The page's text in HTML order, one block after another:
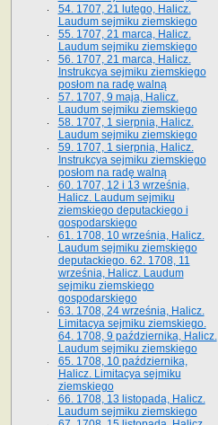
54. 1707, 21 lutego, Halicz.
Laudum sejmiku ziemskiego
55. 1707, 21 marca, Halicz.
Laudum sejmiku ziemskiego
56. 1707, 21 marca, Halicz.
Instrukcya sejmiku ziemskiego
posłom na radę walną
57. 1707, 9 maja, Halicz.
Laudum sejmiku ziemskiego
58. 1707, 1 sierpnia, Halicz.
Laudum sejmiku ziemskiego
59. 1707, 1 sierpnia, Halicz.
Instrukcya sejmiku ziemskiego
posłom na radę walną
60. 1707, 12 i 13 września,
Halicz. Laudum sejmiku
ziemskiego deputackiego i
gospodarskiego
61. 1708, 10 września, Halicz.
Laudum sejmiku ziemskiego
deputackiego. 62. 1708, 11
września, Halicz. Laudum
sejmiku ziemskiego
gospodarskiego
63. 1708, 24 września, Halicz.
Limitacya sejmiku ziemskiego.
64. 1708, 9 października, Halicz.
Laudum sejmiku ziemskiego
65­. 1708, 10 października,
Halicz. Limitacya sejmiku
ziemskiego
66. 1708, 13 listopada, Halicz.
Laudum sejmiku ziemskiego